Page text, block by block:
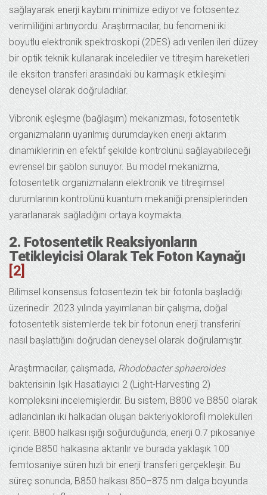
sağlayarak enerji kaybını minimize ediyor ve fotosentez
verimliliğini artırıyordu. Araştırmacılar, bu fenomeni iki
boyutlu elektronik spektroskopi (2DES) adı verilen ileri düzey
bir optik teknik kullanarak incelediler ve titreşim hareketleri
ile eksiton transferi arasındaki bu karmaşık etkileşimi
deneysel olarak doğruladılar.
Vibronik eşleşme (bağlaşım) mekanizması, fotosentetik
organizmaların uyarılmış durumdayken enerji aktarım
dinamiklerinin en efektif şekilde kontrolünü sağlayabileceği
evrensel bir şablon sunuyor. Bu model mekanizma,
fotosentetik organizmaların elektronik ve titreşimsel
durumlarının kontrolünü kuantum mekaniği prensiplerinden
yararlanarak sağladığını ortaya koymakta.
2. Fotosentetik Reaksiyonların
Tetikleyicisi Olarak Tek Foton Kaynağı
[2]
Bilimsel konsensus fotosentezin tek bir fotonla başladığı
üzerinedir. 2023 yılında yayımlanan bir çalışma, doğal
fotosentetik sistemlerde tek bir fotonun enerji transferini
nasıl başlattığını doğrudan deneysel olarak doğrulamıştır.
Araştırmacılar, çalışmada, Rhodobacter sphaeroides
bakterisinin Işık Hasatlayıcı 2 (Light-Harvesting 2)
kompleksini incelemişlerdir. Bu sistem, B800 ve B850 olarak
adlandırılan iki halkadan oluşan bakteriyoklorofil molekülleri
içerir. B800 halkası ışığı soğurduğunda, enerji 0.7 pikosaniye
içinde B850 halkasına aktarılır ve burada yaklaşık 100
femtosaniye süren hızlı bir enerji transferi gerçekleşir. Bu
süreç sonunda, B850 halkası 850–875 nm dalga boyunda